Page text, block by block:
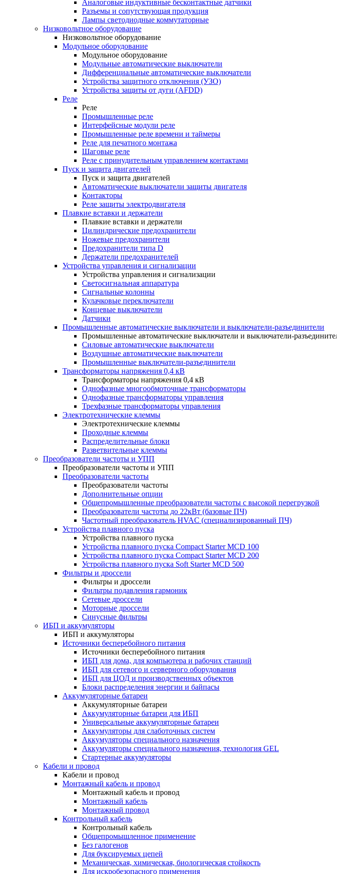
Аналоговые индуктивные бесконтактные датчики
Разъемы и сопутствующая продукция
Лампы светодиодные коммутаторные
Низковольтное оборудование
Низковольтное оборудование
Модульное оборудование
Модульное оборудование
Модульные автоматические выключатели
Дифференциальные автоматические выключатели
Устройства защитного отключения (УЗО)
Устройства защиты от дуги (AFDD)
Реле
Реле
Промышленные реле
Интерфейсные модули реле
Промышленные реле времени и таймеры
Реле для печатного монтажа
Шаговые реле
Реле с принудительным управлением контактами
Пуск и защита двигателей
Пуск и защита двигателей
Автоматические выключатели защиты двигателя
Контакторы
Реле защиты электродвигателя
Плавкие вставки и держатели
Плавкие вставки и держатели
Цилиндрические предохранители
Ножевые предохранители
Предохранители типа D
Держатели предохранителей
Устройства управления и сигнализации
Устройства управления и сигнализации
Светосигнальная аппаратура
Сигнальные колонны
Кулачковые переключатели
Концевые выключатели
Датчики
Промышленные автоматические выключатели и выключатели-разъединители
Промышленные автоматические выключатели и выключатели-
Силовые автоматические выключатели
Воздушные автоматические выключатели
Промышленные выключатели-разъединители
Трансформаторы напряжения 0,4 кВ
Трансформаторы напряжения 0,4 кВ
Однофазные многообмоточные трансформаторы
Однофазные трансформаторы управления
Трехфазные трансформаторы управления
Электротехнические клеммы
Электротехнические клеммы
Проходные клеммы
Распределительные блоки
Разветвительные клеммы
Преобразователи частоты и УПП
Преобразователи частоты и УПП
Преобразователи частоты
Преобразователи частоты
Дополнительные опции
Общепромышленные преобразователи частоты с высокой перегрузкой
Преобразователи частоты до 22кВт (базовые ПЧ)
Частотный преобразователь HVAC (специализированный ПЧ)
Устройства плавного пуска
Устройства плавного пуска
Устройства плавного пуска Compact Starter MCD 100
Устройства плавного пуска Compact Starter MCD 200
Устройства плавного пуска Soft Starter MCD 500
Фильтры и дроссели
Фильтры и дроссели
Фильтры подавления гармоник
Сетевые дроссели
Моторные дроссели
Синусные фильтры
ИБП и аккумуляторы
ИБП и аккумуляторы
Источники бесперебойного питания
Источники бесперебойного питания
ИБП для дома, для компьютера и рабочих станций
ИБП для сетевого и серверного оборудования
ИБП для ЦОД и производственных объектов
Блоки распределения энергии и байпасы
Аккумуляторные батареи
Аккумуляторные батареи
Аккумуляторные батареи для ИБП
Универсальные аккумуляторные батареи
Аккумуляторы для слаботочных систем
Аккумуляторы специального назначения
Аккумуляторы специального назначения, технология GEL
Стартерные аккумуляторы
Кабели и провод
Кабели и провод
Монтажный кабель и провод
Монтажный кабель и провод
Монтажный кабель
Монтажный провод
Контрольный кабель
Контрольный кабель
Общепромышленное применение
Без галогенов
Для буксируемых цепей
Механическая, химическая, биологическая стойкость
Для искробезопасного применения